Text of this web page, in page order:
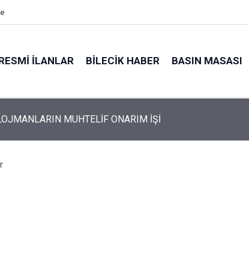
İLANLAR BILECIK HABER BASIN MASASI
MUHTELİF ONARIM İŞİ